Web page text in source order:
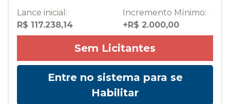
Lance inicial:
R$ 117.238,14
Incremento Mínimo:
+R$ 2.000,00
Sem Licitantes
Entre no sistema para se
Habilitar